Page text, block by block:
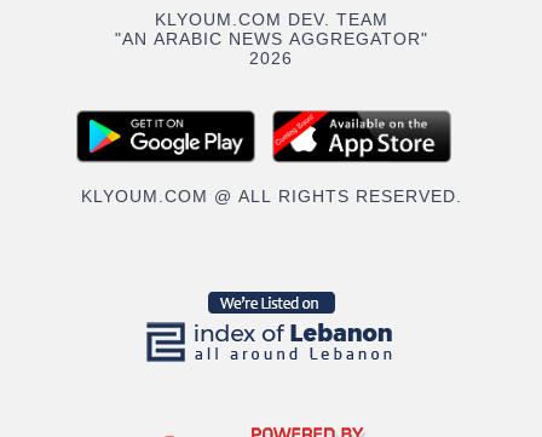
KLYOUM.COM DEV. TEAM
"AN ARABIC NEWS AGGREGATOR"
2026
KLYOUM.COM @ ALL RIGHTS RESERVED.